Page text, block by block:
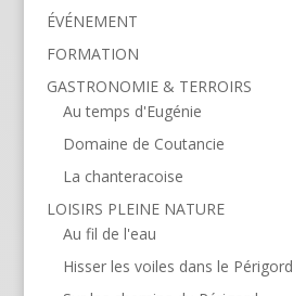
ÉVÉNEMENT
FORMATION
GASTRONOMIE & TERROIRS
Au temps d'Eugénie
Domaine de Coutancie
La chanteracoise
LOISIRS PLEINE NATURE
Au fil de l'eau
Hisser les voiles dans le Périgord